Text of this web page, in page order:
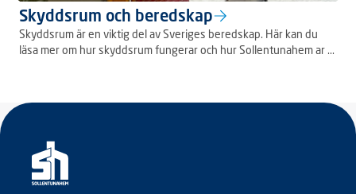
Skyddsrum och beredskap
Skyddsrum är en viktig del av Sveriges beredskap. Här kan du
läsa mer om hur skyddsrum fungerar och hur Sollentunahem ar ...